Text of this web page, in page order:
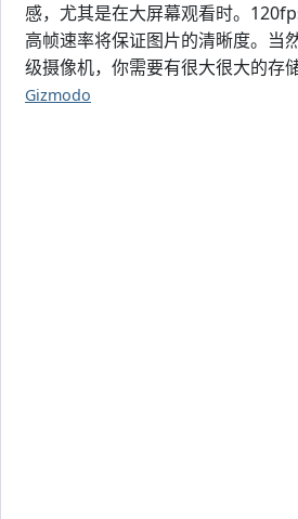
感，尤其是在大屏幕观看时。
高帧速率将保证图片的清晰度。当
级摄像机，你需要有很大很大的存
Gizmodo